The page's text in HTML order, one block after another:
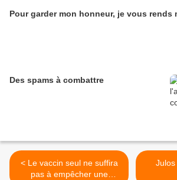
Pour garder mon honneur, je vous rends
Des spams à combattre
< Le vaccin seul ne suffira
pas à empêcher une